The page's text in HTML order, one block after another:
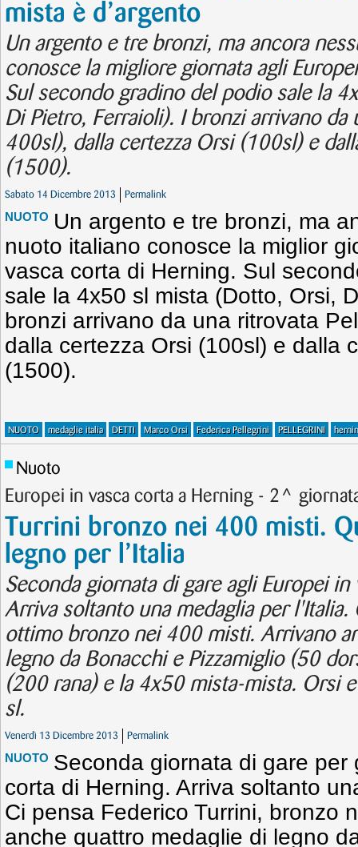
mista è d’argento
Un argento e tre bronzi, ma ancora
conosce la migliore giornata agli
Sul secondo gradino del podio sale la
Di Pietro, Ferraioli). I bronzi arrivano da
400sl), dalla certezza Orsi (100sl) e
(1500).
Sabato 14 Dicembre 2013 Permalink
NUOTO Un argento e tre bronzi, ma
nuoto italiano conosce la miglior
vasca corta di Herning. Sul
sale la 4x50 sl mista (Dotto, Orsi,
bronzi arrivano da una ritrovata
dalla certezza Orsi (100sl) e dalla
(1500).
NUOTO medaglie italia DETTI Marco Orsi Federica Pellegrini PELLEGRINI
Nuoto
Europei in vasca corta a Herning - 2^
Turrini bronzo nei 400 misti.
legno per l’Italia
Seconda giornata di gare agli Europei
Arriva soltanto una medaglia per l'Italia.
ottimo bronzo nei 400 misti. Arrivano
legno da Bonacchi e Pizzamiglio (50
(200 rana) e la 4x50 mista-mista. Orsi
sl.
Venerdì 13 Dicembre 2013 Permalink
NUOTO Seconda giornata di gare per
corta di Herning. Arriva soltanto
Ci pensa Federico Turrini, bronzo
anche quattro medaglie di legno